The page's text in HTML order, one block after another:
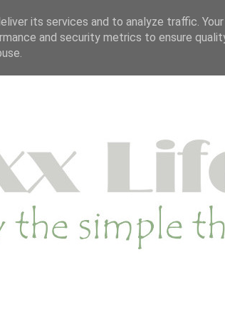
DUURZAME WEBSHOP
its services and to analyze traffic.
and security metrics to ensure